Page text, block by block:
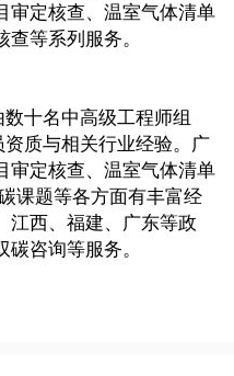
审定核查、温室气体清单
等系列服务。
十名中高级工程师组
质与相关行业经验。广
审定核查、温室气体清单
课题等各方面有丰富经
江西、福建、广东等政
咨询等服务。